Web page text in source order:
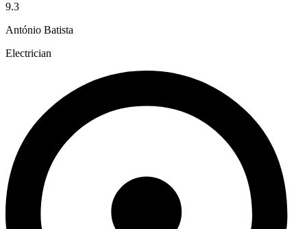
9.3
António Batista
Electrician